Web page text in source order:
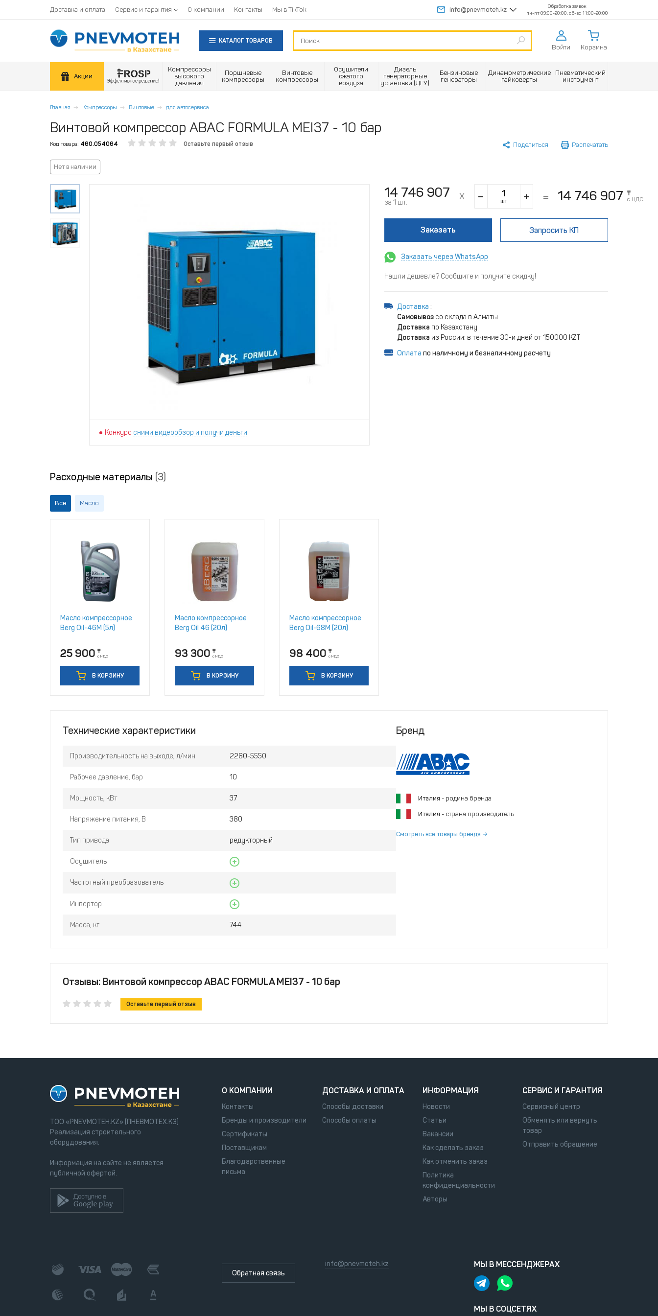
Доставка и оплата Сервис и гарантия О компании Контакты Мы в TikTok info@pnevmoteh.kz
Обработка заявок
пн-пт 09:00-20:00, сб-вс 11:00-20:00
КАТАЛОГ ТОВАРОВ
Войти Корзина
Акции
Компрессоры
высокого
давления
Поршневые
компрессоры
Винтовые
компрессоры
Осушители
сжатого
воздуха
Дизель
генераторные
установки (ДГУ)
Бензиновые
генераторы
Динамометрические
гайковерты
Пневматический
инструмент
Главная Компрессоры Винтовые для автосервиса
Винтовой компрессор ABAC FORMULA MEI37 - 10 бар
Код товара: 460.054064 Оставьте первый отзыв Поделиться Распечатать
Нет в наличии
Конкурс сними видеообзор и получи деньги
14 746 907
за 1 шт. шт 14 746 907
₸
с НДС
Заказать Запросить КП
Заказать через WhatsApp
Нашли дешевле? Сообщите и получите скидку!
Доставка :
Самовывозсо склада в Алматы
Доставка по Казахстану
Доставка из России: в течение 30-и дней от 150000 KZT
Оплата по наличному и безналичному расчету
Расходные материалы (3)
Все Масло
Масло компрессорное
Berg Oil-46M (5л)
25 900 ₸
с НДС
В КОРЗИНУ
Масло компрессорное
Berg Oil 46 (20л)
93 300 ₸
с НДС
В КОРЗИНУ
Масло компрессорное
Berg Oil-68M (20л)
98 400 ₸
с НДС
В КОРЗИНУ
Технические характеристики
Производительность на выходе, л/мин 2280-5550
Рабочее давление, бар 10
Мощность, кВт 37
Напряжение питания, В 380
Тип привода редукторный
Осушитель
Частотный преобразователь
Инвертор
Масса, кг 744
Бренд
Италия - родина бренда
Италия - страна производитель
Смотреть все товары бренда
Отзывы: Винтовой компрессор ABAC FORMULA MEI37 - 10 бар
Оставьте первый отзыв
ТОО «PNEVMOTEH.KZ» (ПНЕВМОТЕХ.КЗ)
Реализация строительного
оборудования.
Информация на сайте не является
публичной офертой.
О КОМПАНИИ
Контакты
Бренды и производители
Сертификаты
Поставщикам
Благодарственные
письма
ДОСТАВКА И ОПЛАТА
Способы доставки
Способы оплаты
ИНФОРМАЦИЯ
Новости
Статьи
Вакансии
Как сделать заказ
Как отменить заказ
Политика
конфиденциальности
Авторы
СЕРВИС И ГАРАНТИЯ
Сервисный центр
Обменять или вернуть
товар
Отправить обращение
Обратная связь
info@pnevmoteh.kz МЫ В МЕССЕНДЖЕРАХ
МЫ В СОЦСЕТЯХ